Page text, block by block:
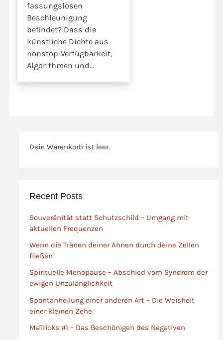
fassungslosen
Beschleunigung
befindet? Dass die
künstliche Dichte aus
nonstop-Verfügbarkeit,
Algorithmen und
Book ist kein
das dich genau dort
ermüdet und deine
Intuition zu flüstern
beginnt.
Dein Warenkorb ist leer.
Recent Posts
Souveränität statt Schutzschild – Umgang mit
aktuellen Frequenzen
Wenn die Tränen deiner Ahnen durch deine Zellen
fließen
Spirituelle Menopause – Abschied vom Syndrom der
ewigen Unzulänglichkeit
Spontanheilung einer anderen Art – Die Weisheit
einer kleinen Zehe
MaTricks #1 – Das Beschönigen des Negativen